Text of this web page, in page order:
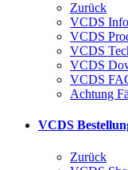
Zurück
VCDS
VCDS
VCDS
VCDS
VCDS
Achtung
VCDS
Zurück